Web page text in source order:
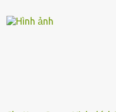
khuyên nhủ con thật cẩn
để được giúp đỡ thì có thể sẽ